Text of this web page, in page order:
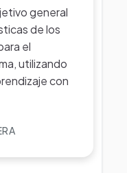
general
de los
el
utilizando
con